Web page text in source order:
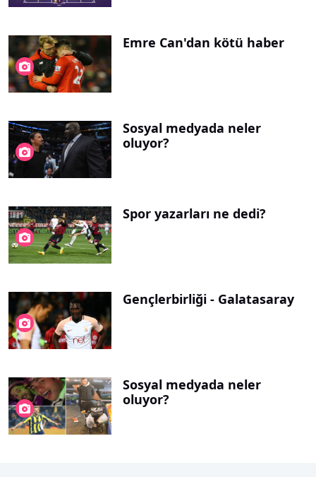
Emre Can'dan kötü haber
Sosyal medyada neler
oluyor?
Spor yazarları ne dedi?
Gençlerbirliği - Galatasaray
Sosyal medyada neler
oluyor?